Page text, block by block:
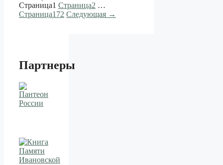
Страница1 Страница2 …
Страница172 Следующая →
Партнеры